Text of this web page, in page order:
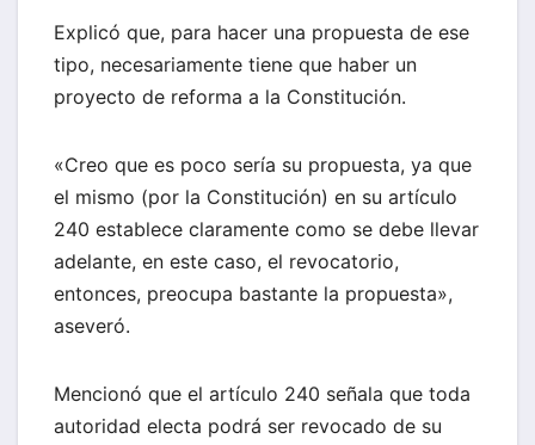
Explicó que, para hacer una propuesta de ese
tipo, necesariamente tiene que haber un
proyecto de reforma a la Constitución.
«Creo que es poco sería su propuesta, ya que
el mismo (por la Constitución) en su artículo
240 establece claramente como se debe llevar
adelante, en este caso, el revocatorio,
entonces, preocupa bastante la propuesta»,
aseveró.
Mencionó que el artículo 240 señala que toda
autoridad electa podrá ser revocado de su